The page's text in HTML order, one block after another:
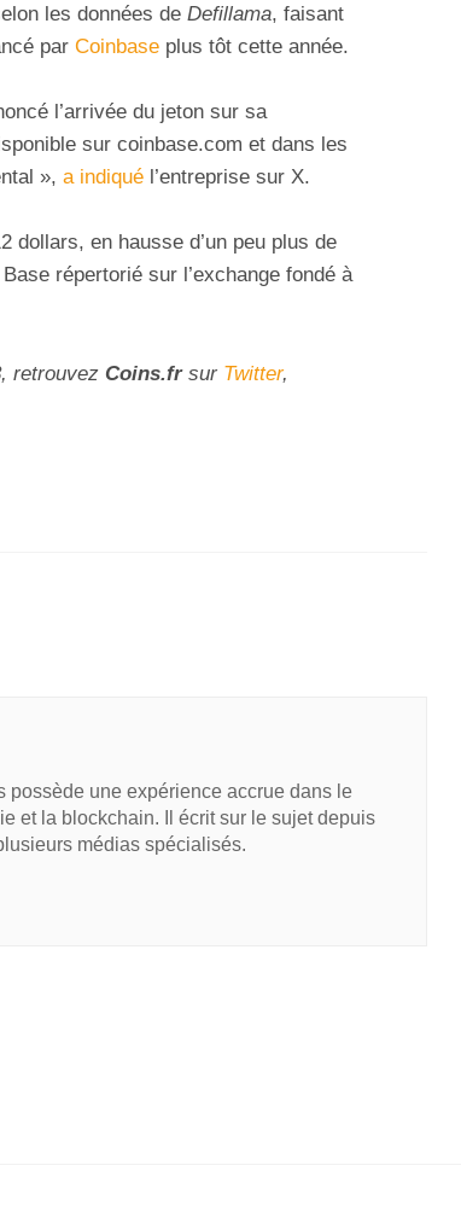
les données de Defillama, faisant
par Coinbase plus tôt cette année.
l’arrivée du jeton sur sa
sur coinbase.com et dans les
», a indiqué l’entreprise sur X.
dollars, en hausse d’un peu plus de
répertorié sur l’exchange fondé à
retrouvez Coins.fr sur Twitter,
possède une expérience accrue dans le
et la blockchain. Il écrit sur le sujet depuis
médias spécialisés.